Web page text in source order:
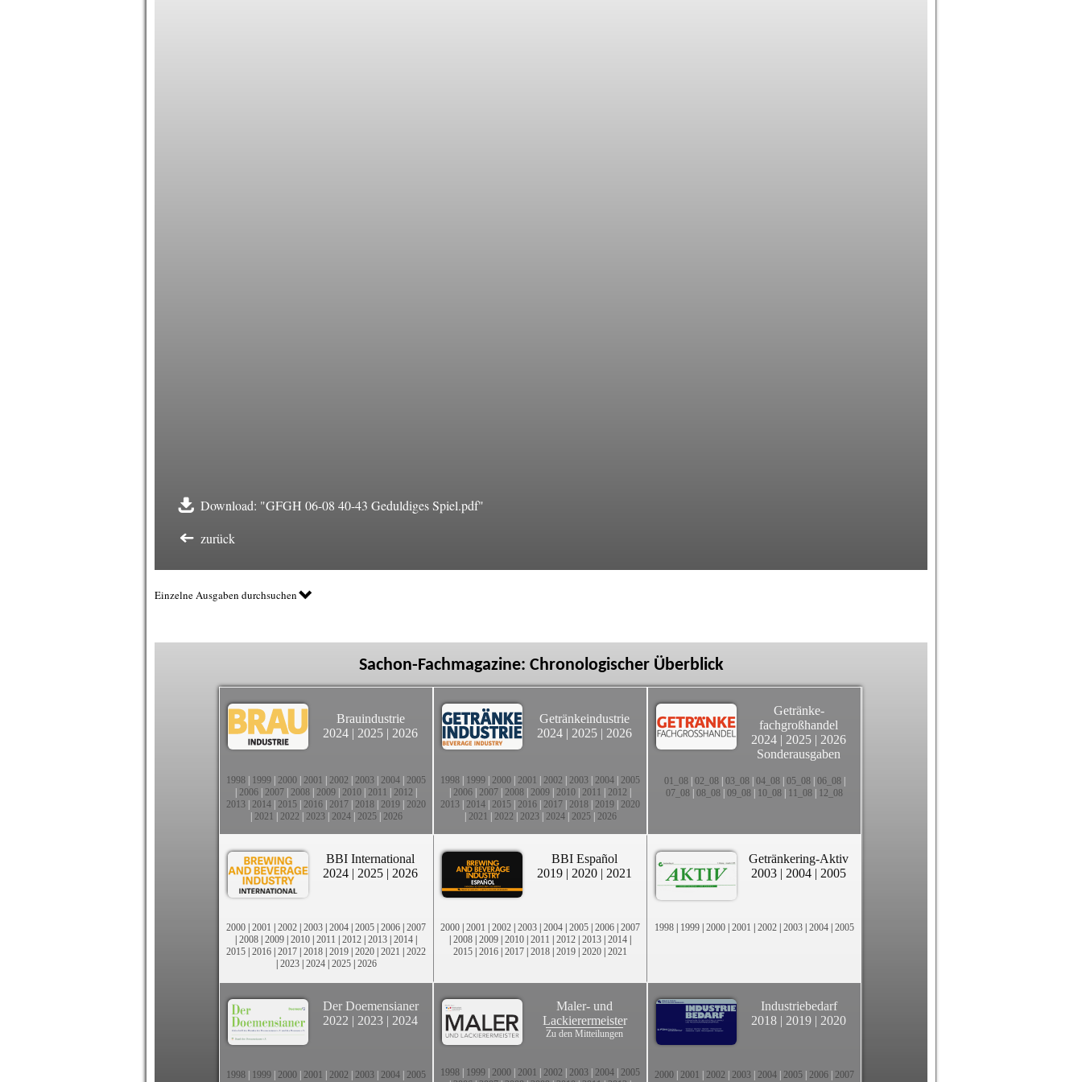
Download: "GFGH 06-08 40-43 Geduldiges Spiel.pdf"
zurück
Einzelne Ausgaben durchsuchen
Sachon-Fachmagazine: Chronologischer Überblick
Brauindustrie
2024 | 2025 | 2026
1998 1999 2000 2001 2002 2003 2004 2005
2006 2007 2008 2009 2010 2011 2012
2013 2014 2015 2016 2017 2018 2019 2020
2021 2022 2023| 2024| 2025| 2026
Getränkeindustrie
2024 | 2025 | 2026
1998 1999 2000 2001 2002 2003 2004 2005
2006 2007 2008 2009 2010 2011 2012
2013 2014 2015 2016 2017 2018 2019 2020
2021 2022 2023| 2024| 2025| 2026
Getränke-
fachgroßhandel
2024 | 2025 | 2026
Sonderausgaben
01_08| 02_08| 03_08| 04_08| 05_08| 06_08|
07_08 08_08 09_08 10_08 11_08 12_08
BBI International
2024 | 2025 | 2026
2000 | 2001 | 2002 | 2003 | 2004 | 2005 | 2006 | 2007
| 2008 | 2009 | 2010 | 2011 | 2012 | 2013 | 2014 |
2015 | 2016 | 2017 | 2018 | 2019 | 2020 | 2021 | 2022
| 2023| 2024| 2025| 2026
BBI Español
2019 | 2020 | 2021
2000 | 2001 | 2002 | 2003 | 2004 | 2005 | 2006 | 2007
| 2008 | 2009 | 2010 | 2011 | 2012 | 2013 | 2014 |
2015 | 2016 | 2017 | 2018 | 2019 | 2020 | 2021
Getränkering-Aktiv
2003 | 2004 | 2005
1998 | 1999 | 2000 | 2001 | 2002 | 2003 | 2004 | 2005
Der Doemensianer
2022 | 2023 | 2024
1998 1999 2000 2001 2002 2003 2004 2005
Maler- und
Lackierermeister
Zu den Mitteilungen
1998 1999 2000 2001 2002 2003 2004 2005
Industriebedarf
2018 | 2019 | 2020
2000 2001 2002 2003 2004 2005 2006 2007